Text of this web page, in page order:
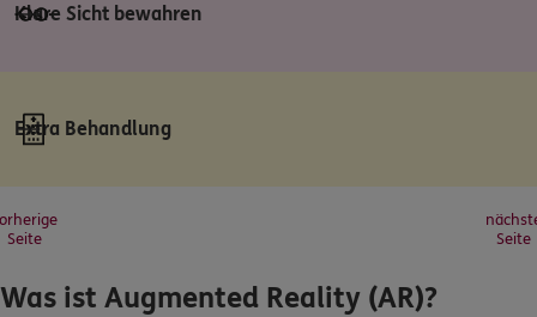
Klare Sicht bewahren
Extra Behandlung
Seite
Seite
Was ist Augmented Reality (AR)?